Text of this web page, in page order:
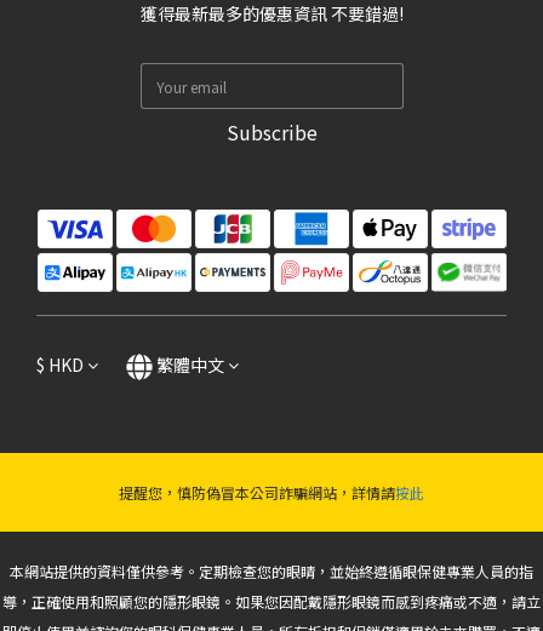
獲得最新最多的優惠資訊 不要錯過!
Subscribe
$ HKD 繁體中文
提醒您，慎防偽冒本公司詐騙網站，詳情請按此
本網站提供的資料僅供參考。定期檢查您的眼睛，並始終遵循眼保健專業人員的指
導，正確使用和照顧您的隱形眼鏡。如果您因配戴隱形眼鏡而感到疼痛或不適，請立